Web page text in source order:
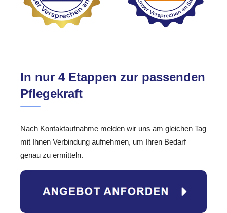
In nur 4 Etappen zur passenden
Pflegekraft
Nach Kontaktaufnahme melden wir uns am gleichen Tag
mit Ihnen Verbindung aufnehmen, um Ihren Bedarf
genau zu ermitteln.